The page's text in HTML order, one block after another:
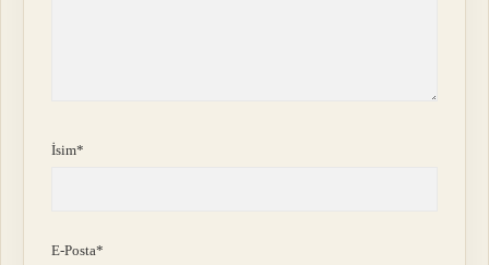
İsim*
E-Posta*